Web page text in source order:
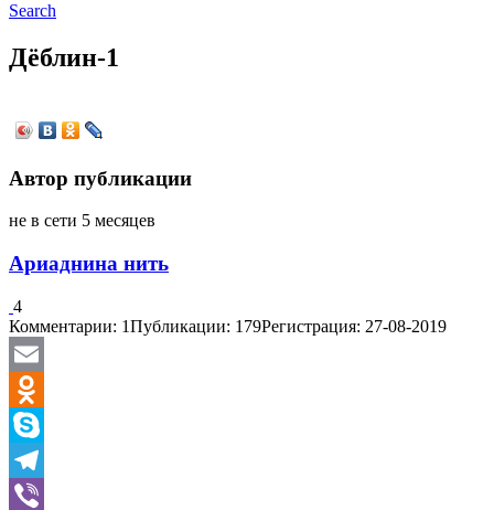
Search
Дёблин-1
Автор публикации
не в сети 5 месяцев
Ариаднина нить
4
Комментарии: 1Публикации: 179Регистрация: 27-08-2019
Email
Odnoklassniki
Skype
Telegram